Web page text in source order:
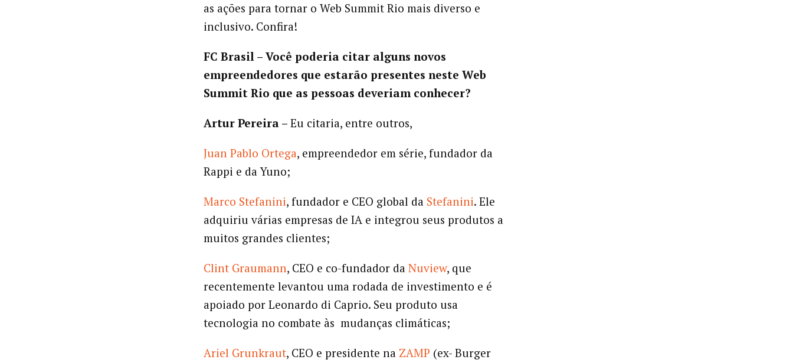
as ações para tornar o Web Summit Rio mais diverso e
inclusivo. Confira!
FC Brasil – Você poderia citar alguns novos
empreendedores que estarão presentes neste Web
Summit Rio que as pessoas deveriam conhecer?
Artur Pereira – Eu citaria, entre outros,
Juan Pablo Ortega, empreendedor em série, fundador da
Rappi e da Yuno;
Marco Stefanini, fundador e CEO global da Stefanini. Ele
adquiriu várias empresas de IA e integrou seus produtos a
muitos grandes clientes;
Clint Graumann, CEO e co-fundador da Nuview, que
recentemente levantou uma rodada de investimento e é
apoiado por Leonardo di Caprio. Seu produto usa
tecnologia no combate às mudanças climáticas;
Ariel Grunkraut, CEO e presidente na ZAMP (ex- Burger